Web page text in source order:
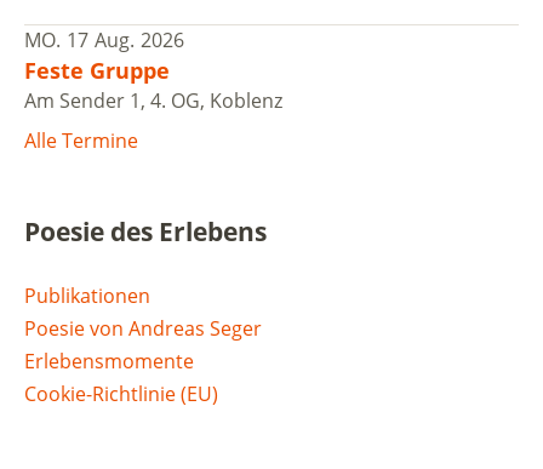
MO. 17 Aug. 2026
Feste Gruppe
Am Sender 1, 4. OG, Koblenz
Alle Termine
Poesie des Erlebens
Publikationen
Poesie von Andreas Seger
Erlebensmomente
Cookie-Richtlinie (EU)